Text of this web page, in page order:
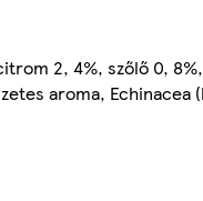
2, 4%, szőlő 0,
aroma,